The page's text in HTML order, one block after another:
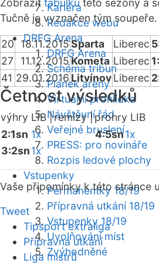
Kariéra
Redakce webu
DRFG Arena
DRFG Arena
Schéma tribun
Plánek areny
Virtuální prohlídka
Návštěvní řád
Veřejné bruslení
PRESS: pro novináře
Rozpis ledové plochy
Vstupenky
Permanentky 18/19
Přípravná utkání 18/19
Vstupenky 18/19
Uvolňování míst
Zvýhodněné
Zobrazit tabulku této sezóny a
Tučně je vyznačen tým soupeře.
20 18.11.2015Sparta Liberec
27
11.12.2015Kometa Liberec
41 29.01.2016 LitvínovLiberec
Četnost výsledků
výhry LIB |remízy | prohry LIB
2:1sn 1x
3:2sn1x
4:5sn1x
Vaše připomínky k této stránce
Tweet
Tipsport extraliga
Přípravná utkání
Liga mistrů